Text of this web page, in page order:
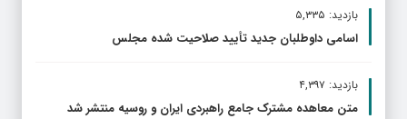
بازدید: ۵,۳۳۵
اسامی داوطلبان جدید تأیید صلاحیت شده مجلس
بازدید: ۴,۳۹۷
متن معاهده مشترک جامع راهبردی ایران و روسیه منتشر شد